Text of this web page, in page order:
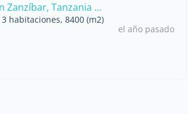
Zanzíbar, Tanzania ...
habitaciones, 8400 (m2)
el año pasado